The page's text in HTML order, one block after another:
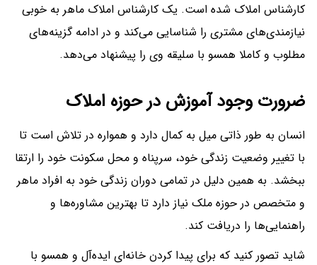
کارشناس املاک شده است. یک کارشناس املاک ماهر به خوبی
نیازمندی‌های مشتری را شناسایی می‌کند و در ادامه گزینه‌های
مطلوب و کاملا همسو با سلیقه وی را پیشنهاد می‌دهد.
ضرورت وجود آموزش در حوزه املاک
انسان به طور ذاتی میل به کمال دارد و همواره در تلاش است تا
با تغییر وضعیت زندگی خود، سرپناه و محل سکونت خود را ارتقا
ببخشد. به همین دلیل در تمامی دوران زندگی خود به افراد ماهر
و متخصص در حوزه ملک نیاز دارد تا بهترین مشاوره‌ها و
راهنمایی‌ها را دریافت کند.
شاید تصور کنید که برای پیدا کردن خانه‌ای ایده‌آل و همسو با